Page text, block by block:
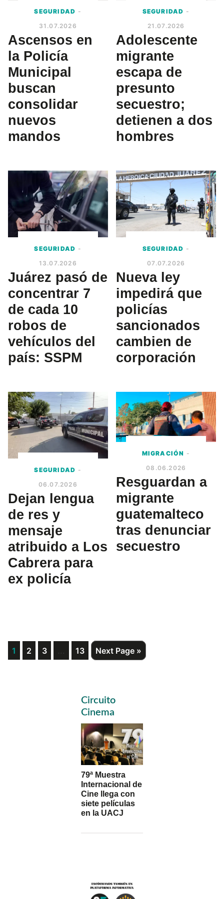
SEGURIDAD -
31.07.2026
Ascensos en
la Policía
Municipal
buscan
consolidar
nuevos
mandos
SEGURIDAD -
21.07.2026
Adolescente
migrante
escapa de
presunto
secuestro;
detienen a dos
hombres
SEGURIDAD -
13.07.2026
Juárez pasó de
concentrar 7
de cada 10
robos de
vehículos del
país: SSPM
SEGURIDAD -
07.07.2026
Nueva ley
impedirá que
policías
sancionados
cambien de
corporación
SEGURIDAD -
06.07.2026
Dejan lengua
de res y
mensaje
atribuido a Los
Cabrera para
ex policía
MIGRACIÓN -
08.06.2026
Resguardan a
migrante
guatemalteco
tras denunciar
secuestro
Page
1 Page
2 Page
3
Interim
… Page
13
Go
to
Next Page »
Primary
Sidebar
Circuito
Cinema
79ª Muestra
Internacional de
Cine llega con
siete películas
en la UACJ